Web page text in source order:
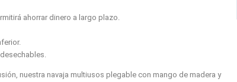
ahorrar dinero a largo plazo.
nuestra navaja multiusos plegable con mango de madera y